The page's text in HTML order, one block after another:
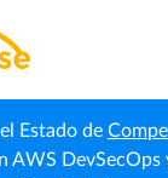
Estado de
AWS DevSecOps
Datos Ley de IA de